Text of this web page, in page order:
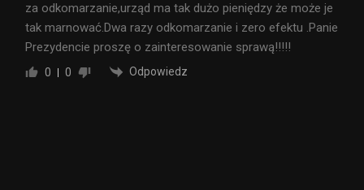
za odkomarzanie,urząd ma tak dużo pieniędzy że może je
tak marnować.Dwa razy odkomarzanie i zero efektu .Panie
Prezydencie proszę o zainteresowanie sprawą!!!!!
0 0 Odpowiedz